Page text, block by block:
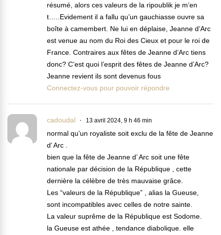
résumé, alors ces valeurs de la ripoublik je m’en
t…..Evidement il a fallu qu’un gauchiasse ouvre sa
boîte à camembert. Ne lui en déplaise, Jeanne d’Arc
est venue au nom du Roi des Cieux et pour le roi de
France. Contraires aux fêtes de Jeanne d’Arc tiens
donc? C’est quoi l’esprit des fêtes de Jeanne d’Arc?
Jeanne revient ils sont devenus fous
Connectez-vous pour pouvoir répondre
cadoudal 13 avril 2024, 9 h 46 min
normal qu’un royaliste soit exclu de la fête de Jeanne
d’ Arc .
bien que la fête de Jeanne d’ Arc soit une fête
nationale par décision de la République , cette
dernière la célèbre de très mauvaise grâce.
Les “valeurs de la République” , alias la Gueuse,
sont incompatibles avec celles de notre sainte.
La valeur suprême de la République est Sodome.
la Gueuse est athée , tendance diabolique. elle